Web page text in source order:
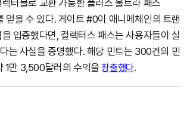
터블로 교환 가능한 플러스 울트라 패스
을 수 있다. 게이트 #0이 애니메체인의 트랜
입증했다면, 컬렉터스 패스는 사용자들이 실
는 사실을 증명했다. 해당 민트는 300건의 민
1만 3,500달러의 수익을창출했다.